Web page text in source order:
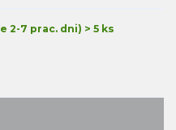
2-7 prac. dni) > 5 ks